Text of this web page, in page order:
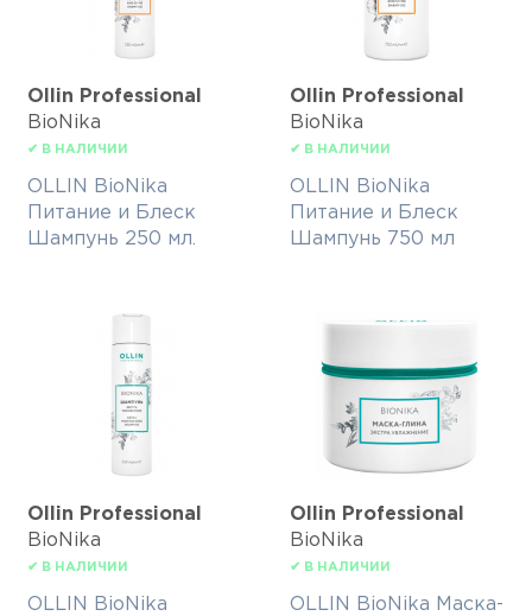
Ollin Professional
BioNika
✔ В НАЛИЧИИ
OLLIN BioNika
Питание и Блеск
Шампунь 250 мл.
Ollin Professional
BioNika
✔ В НАЛИЧИИ
OLLIN BioNika
Питание и Блеск
Шампунь 750 мл
Ollin Professional
BioNika
✔ В НАЛИЧИИ
OLLIN BioNika
Ollin Professional
BioNika
✔ В НАЛИЧИИ
OLLIN BioNika Маска-